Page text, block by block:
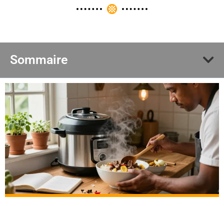
Sommaire